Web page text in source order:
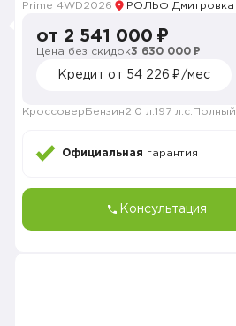
Prime 4WD2026 РОЛЬФ Дмитровка
от 2 541 000 ₽
Цена без скидок3 630 000 ₽
Кредит от 54 226 ₽/мес
Кроссовер Бензин2.0 л. 197 л.с. Полный
Официальная гарантия
Консультация